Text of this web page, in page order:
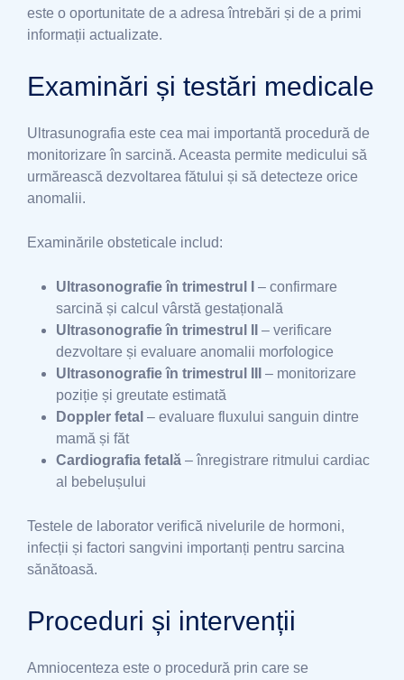
este o oportunitate de a adresa întrebări și de a primi
informații actualizate.
Examinări și testări medicale
Ultrasunografia este cea mai importantă procedură de
monitorizare în sarcină. Aceasta permite medicului să
urmărească dezvoltarea fătului și să detecteze orice
anomalii.
Examinările obsteticale includ:
Ultrasonografie în trimestrul I
– confirmare
sarcină și calcul vârstă gestațională
Ultrasonografie în trimestrul II
– verificare
dezvoltare și evaluare anomalii morfologice
Ultrasonografie în trimestrul III
– monitorizare
poziție și greutate estimată
Doppler fetal – evaluare fluxului sanguin dintre
mamă și făt
Cardiografia fetală – înregistrare ritmului cardiac
al bebelușului
Testele de laborator verifică nivelurile de hormoni,
infecții și factori sangvini importanți pentru sarcina
sănătoasă.
Proceduri și intervenții
Amniocenteza este o procedură prin care se